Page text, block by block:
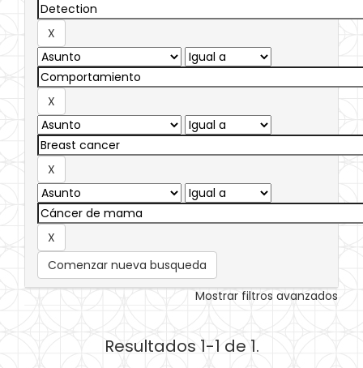
Comenzar nueva busqueda
Mostrar filtros avanzados
Resultados 1-1 de 1.